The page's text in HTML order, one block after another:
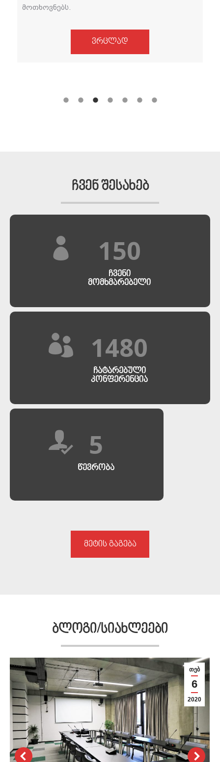
მოთხოვნებს.
ვრცლად
ჩვენ შესახებ
150
ᲩᲕᲔᲜᲘ
ᲛᲝᲛᲮᲛᲐᲠᲔᲑᲔᲚᲘ
1480
ᲩᲐᲢᲐᲠᲔᲑᲣᲚᲘ
ᲙᲝᲜᲤᲔᲠᲔᲜᲪᲘᲐ
5
ᲬᲔᲕᲠᲝᲑᲐ
მეტის გაგება
ბლოგი/სიახლეები
თებ
6
2020